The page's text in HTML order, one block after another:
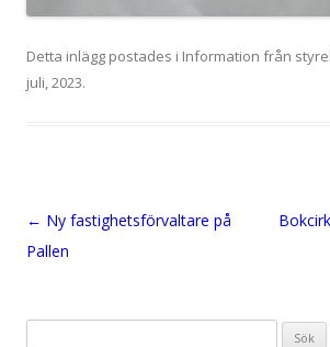
Detta inlägg postades i Information från
juli, 2023.
Inläggsnavigering
← Ny fastighetsförvaltare på
Pallen